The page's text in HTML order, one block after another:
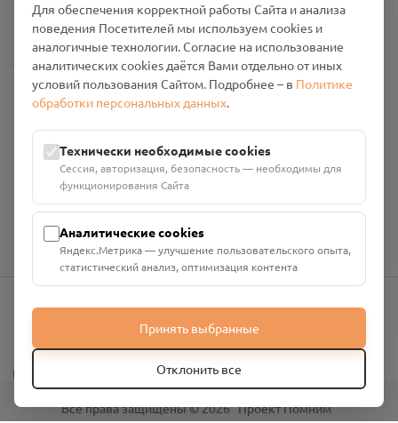
Промо-материалы
Общество с ограниченной ответственностью «Смоленский
ИНН: 6700029207 ОГРН: 1256700001986
Юридический адрес: 216790, Смоленская область, р-н
Руднянский, г. Рудня, улица Западная, д. 26А, пом. 18
Номер счёта: 40702810901130004287 в АО "АЛЬФА-БАНК"
Кор. счёт: 30101810200000000593
info@pomnim.online
Все права защищены ©2026“Проект Помним”
Для обеспечения корректной работы Сайта и анализа
поведения Посетителей мы используем cookies и
аналогичные технологии. Согласие на использование
аналитических cookies даётся Вами отдельно от иных
условий пользования Сайтом. Подробнее – в Политике
обработки персональных данных.
Технически необходимые cookies
Сессия, авторизация, безопасность — необходимы для
функционирования Сайта
Аналитические cookies
Яндекс.Метрика — улучшение пользовательского опыта,
статистический анализ, оптимизация контента
Принять выбранные
Отклонить все